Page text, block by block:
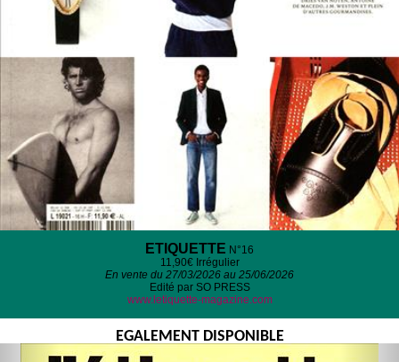
ETIQUETTE N°16
11,90€ Irrégulier
En vente du 27/03/2026 au 25/06/2026
Edité par SO PRESS
www.letiquette-magazine.com
EGALEMENT DISPONIBLE